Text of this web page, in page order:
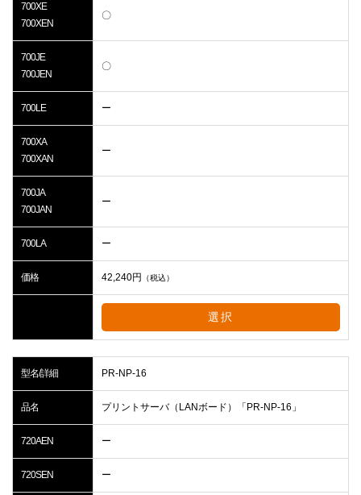
700XE
700XEN
〇
700JE
700JEN
〇
700LE ー
700XA
700XAN
ー
700JA
700JAN
ー
700LA ー
価格 42,240円 （税込）
選択
型名/詳細 PR-NP-16
品名 プリントサーバ（LANボード）「PR-NP-16」
720AEN ー
720SEN ー